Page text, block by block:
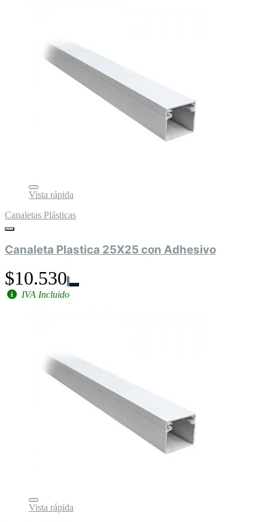
Vista rápida
Canaletas Plásticas
Canaleta Plastica 25X25 con Adhesivo
$10.530
IVA Incluido
Vista rápida